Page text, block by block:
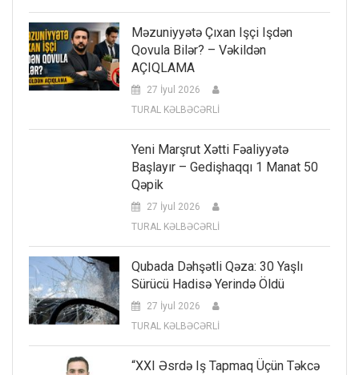
Məzuniyyətə Çıxan Işçi Işdən
Qovula Bilər? – Vəkildən
AÇIQLAMA
27 İyul 2026
TURAL KƏLBƏCƏRLİ
Yeni Marşrut Xətti Fəaliyyətə
Başlayır – Gedişhaqqı 1 Manat 50
Qəpik
27 İyul 2026
TURAL KƏLBƏCƏRLİ
Qubada Dəhşətli Qəza: 30 Yaşlı
Sürücü Hadisə Yerində Öldü
27 İyul 2026
TURAL KƏLBƏCƏRLİ
“XXI Əsrdə Iş Tapmaq Üçün Təkcə